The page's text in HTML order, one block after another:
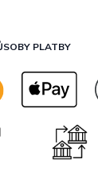
PLATBY